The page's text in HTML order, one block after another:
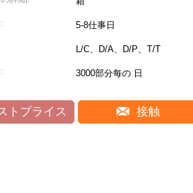
5-8仕事日
L/C、D/A、D/P、T/T
3000部分每の 日
トプライス 接触